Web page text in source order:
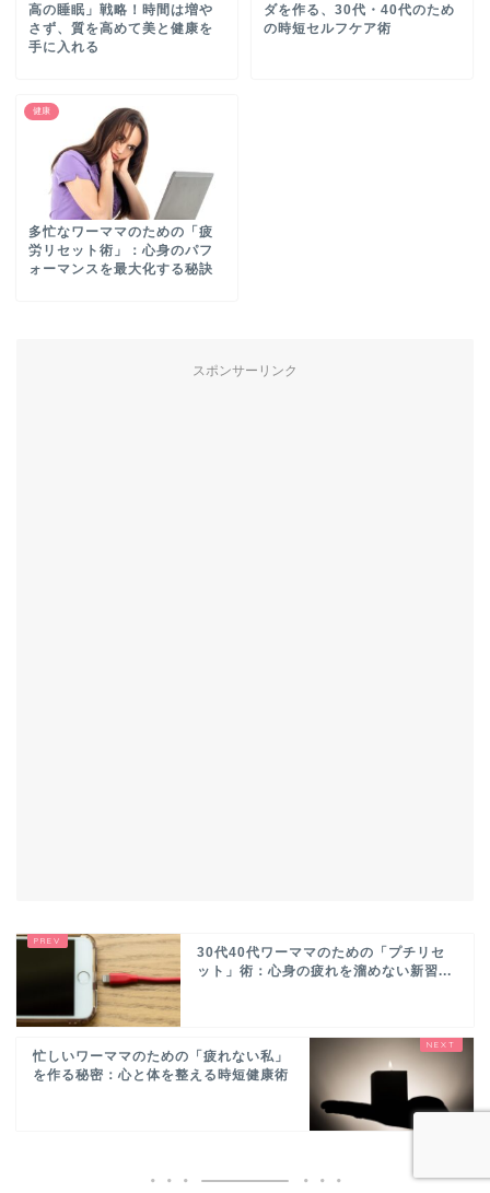
高の睡眠」戦略！時間は増や
さず、質を高めて美と健康を
手に入れる
ダを作る、30代・40代のため
の時短セルフケア術
健康
多忙なワーママのための「疲
労リセット術」：心身のパフ
ォーマンスを最大化する秘訣
スポンサーリンク
30代40代ワーママのための「プチリセ
ット」術：心身の疲れを溜めない新習...
忙しいワーママのための「疲れない私」
を作る秘密：心と体を整える時短健康術